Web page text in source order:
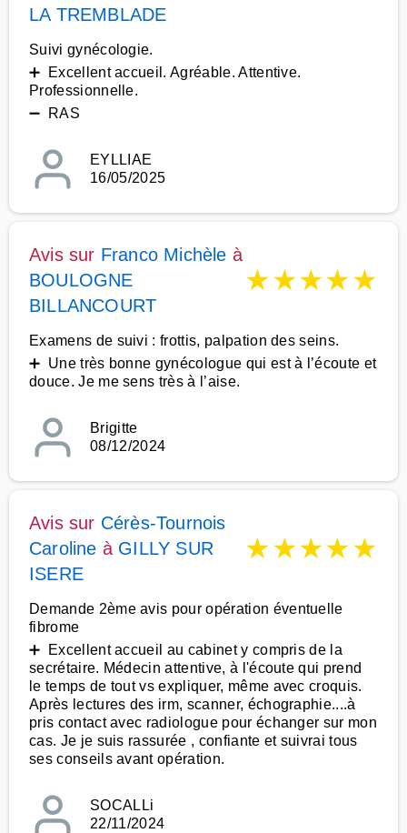
LA TREMBLADE
Suivi gynécologie.
➕ Excellent accueil. Agréable. Attentive.
Professionnelle.
➖ RAS
EYLLIAE
16/05/2025
Avis sur Franco Michèle à
BOULOGNE
BILLANCOURT
★★★★★
Examens de suivi : frottis, palpation des seins.
➕ Une très bonne gynécologue qui est à l’écoute et
douce. Je me sens très à l’aise.
Brigitte
08/12/2024
Avis sur Cérès-Tournois
Caroline à GILLY SUR
ISERE
★★★★★
Demande 2ème avis pour opération éventuelle
fibrome
➕ Excellent accueil au cabinet y compris de la
secrétaire. Médecin attentive, à l'écoute qui prend
le temps de tout vs expliquer, même avec croquis.
Après lectures des irm, scanner, échographie....à
pris contact avec radiologue pour échanger sur mon
cas. Je je suis rassurée , confiante et suivrai tous
ses conseils avant opération.
SOCALLi
22/11/2024